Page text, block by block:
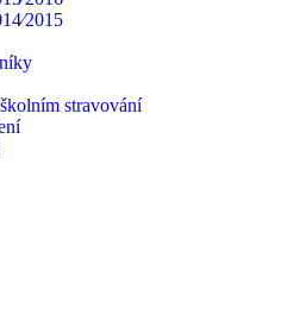
stravování